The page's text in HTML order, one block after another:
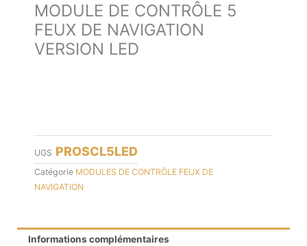
MODULE DE CONTRÔLE 5
FEUX DE NAVIGATION
VERSION LED
UGS PROSCL5LED
Catégorie MODULES DE CONTRÔLE FEUX DE
NAVIGATION
Informations complémentaires